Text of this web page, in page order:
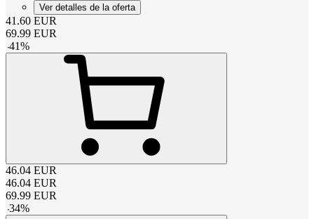
Ver detalles de la oferta
41.60 EUR
69.99 EUR
-41%
46.04 EUR
46.04 EUR
69.99 EUR
-34%